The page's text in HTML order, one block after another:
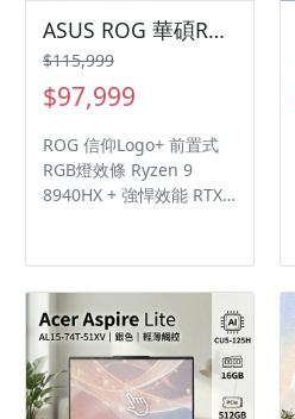
ASUS ROG 華碩ROG Strix G16 G614PW-0034C8940HX-NBL (R9 8940HX/16GB/1TB/RTX 5080/16/W11)
$115,999
$97,999
ROG 信仰Logo+ 前置式
RGB燈效條 Ryzen 9
8940HX + 強悍效能 RTX
滑鼠